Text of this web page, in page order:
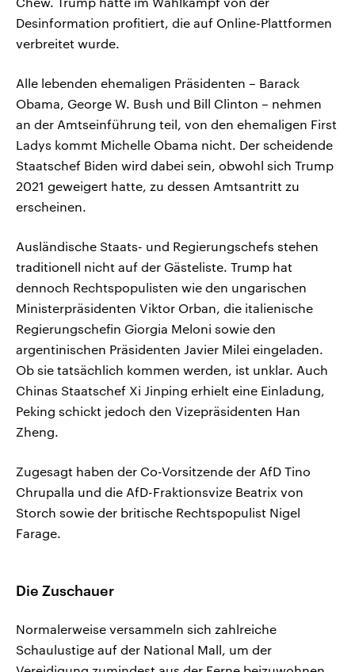
Desinformation profitiert, die auf Online-Plattformen
verbreitet wurde.
Alle lebenden ehemaligen Präsidenten – Barack
Obama, George W. Bush und Bill Clinton – nehmen
an der Amtseinführung teil, von den ehemaligen First
Ladys kommt Michelle Obama nicht. Der scheidende
Staatschef Biden wird dabei sein, obwohl sich Trump
2021 geweigert hatte, zu dessen Amtsantritt zu
erscheinen.
Ausländische Staats- und Regierungschefs stehen
traditionell nicht auf der Gästeliste. Trump hat
dennoch Rechtspopulisten wie den ungarischen
Ministerpräsidenten Viktor Orban, die italienische
Regierungschefin Giorgia Meloni sowie den
argentinischen Präsidenten Javier Milei eingeladen.
Ob sie tatsächlich kommen werden, ist unklar. Auch
Chinas Staatschef Xi Jinping erhielt eine Einladung,
Peking schickt jedoch den Vizepräsidenten Han
Zheng.
Zugesagt haben der Co-Vorsitzende der AfD Tino
Chrupalla und die AfD-Fraktionsvize Beatrix von
Storch sowie der britische Rechtspopulist Nigel
Farage.
Die Zuschauer
Normalerweise versammeln sich zahlreiche
Schaulustige auf der National Mall, um der